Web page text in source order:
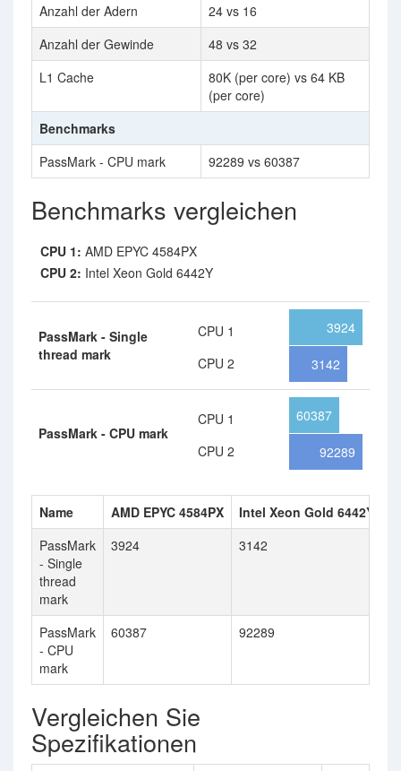
Anzahl der Adern
24 vs 16
Anzahl der Gewinde
48 vs 32
L1 Cache
80K (per core) vs 64 KB
(per core)
Benchmarks
PassMark - CPU mark
92289 vs 60387
Benchmarks vergleichen
CPU 1: AMD EPYC 4584PX
CPU 2: Intel Xeon Gold 6442Y
PassMark - Single
thread mark
CPU 1
CPU 2
3924
3142
PassMark - CPU mark
CPU 1
CPU 2
60387
92289
Name AMD EPYC 4584PX
Intel Xeon Gold 6442Y
PassMark
- Single
thread
mark
3924 3142
PassMark
- CPU
mark
60387 92289
Vergleichen Sie
Spezifikationen